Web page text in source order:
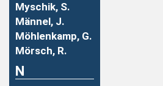
Myschik, S.
Männel, J.
Möhlenkamp, G.
Mörsch, R.
N